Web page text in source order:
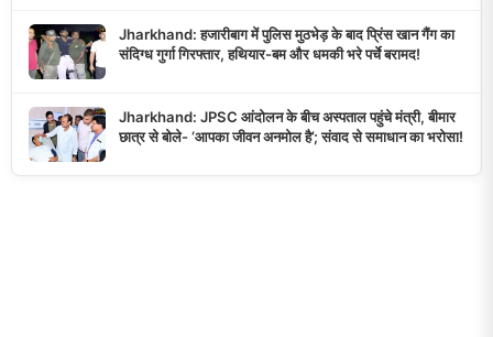
Jharkhand: हजारीबाग में पुलिस मुठभेड़ के बाद प्रिंस खान गैंग का
संदिग्ध गुर्गा गिरफ्तार, हथियार-बम और धमकी भरे पर्चे बरामद!
Jharkhand: JPSC आंदोलन के बीच अस्पताल पहुंचे मंत्री, बीमार
छात्र से बोले- ‘आपका जीवन अनमोल है’; संवाद से समाधान का भरोसा!